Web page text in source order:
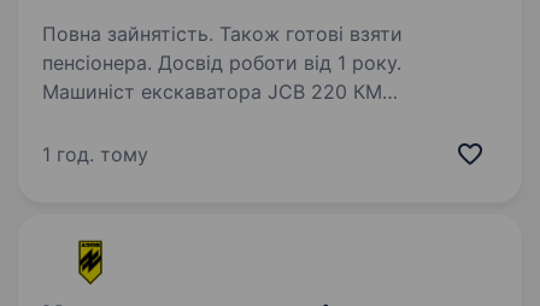
Повна зайнятість. Також готові взяти
пенсіонера. Досвід роботи від 1 року.
Машиніст екскаватора JCB 220 КМ
район, Київська областьШукаємо машиніста
1 год. тому